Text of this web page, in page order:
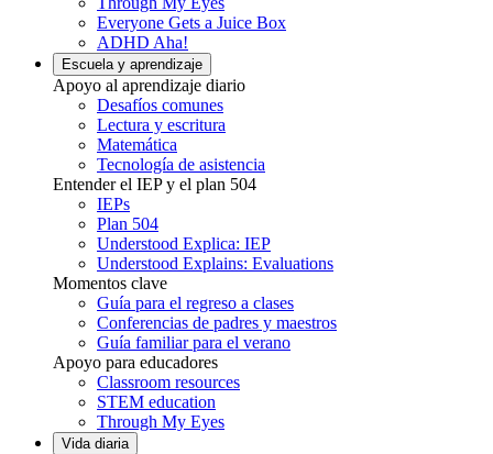
Everyone Gets a Juice Box
ADHD Aha!
Escuela y aprendizaje
Apoyo al aprendizaje diario
Desafíos comunes
Lectura y escritura
Matemática
Tecnología de asistencia
Entender el IEP y el plan 504
IEPs
Plan 504
Understood Explica: IEP
Understood Explains: Evaluations
Momentos clave
Guía para el regreso a clases
Conferencias de padres y maestros
Guía familiar para el verano
Apoyo para educadores
Classroom resources
STEM education
Through My Eyes
Vida diaria